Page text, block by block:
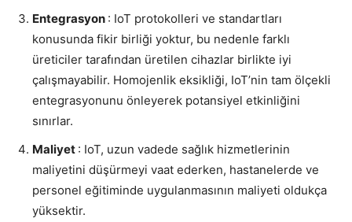
Entegrasyon : IoT protokolleri ve standartları
konusunda fikir birliği yoktur, bu nedenle farklı
üreticiler tarafından üretilen cihazlar birlikte iyi
çalışmayabilir. Homojenlik eksikliği, IoT’nin tam ölçekli
entegrasyonunu önleyerek potansiyel etkinliğini
sınırlar.
Maliyet : IoT, uzun vadede sağlık hizmetlerinin
maliyetini düşürmeyi vaat ederken, hastanelerde ve
personel eğitiminde uygulanmasının maliyeti oldukça
yüksektir.